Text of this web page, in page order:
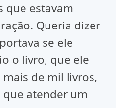
que estavam
Queria dizer
se ele
o livro, que ele
de mil livros,
que atender um